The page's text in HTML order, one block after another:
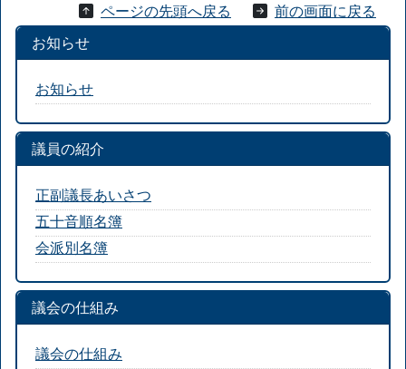
ページの先頭へ戻る
前の画面に戻る
お知らせ
お知らせ
議員の紹介
正副議長あいさつ
五十音順名簿
会派別名簿
議会の仕組み
議会の仕組み